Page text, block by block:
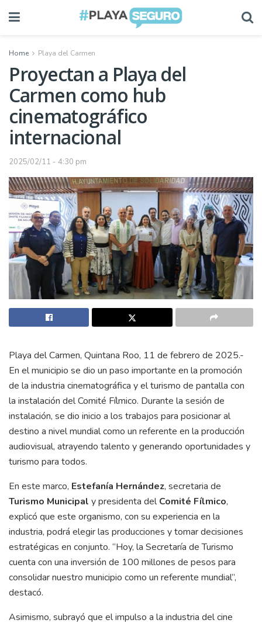
Home Playa del Carmen
Proyectan a Playa del
Carmen como hub
cinematográfico
internacional
2025/02/11 - 4:30 pm
Playa del Carmen, Quintana Roo, 11 de febrero de 2025.-
En el municipio se dio un paso importante en la promoción
de la industria cinematográfica y el turismo de pantalla con
la instalación del Comité Fílmico. Durante la sesión de
instalación, se dio inicio a los trabajos para posicionar al
destino a nivel mundial como un referente en la producción
audiovisual, atrayendo talento y generando oportunidades y
turismo para todos.
En este marco, Estefanía Hernández, secretaria de
Turismo Municipal y presidenta delComité Fílmico,
explicó que este organismo, con su experiencia en la
industria, podrá elegir las producciones y tomar decisiones
estratégicas en conjunto. “Hoy, la Secretaría de Turismo
cuenta con una inversión de 100 millones de pesos para
consolidar nuestro municipio como un referente mundial”,
destacó.
Asimismo, subrayó que el impulso a la industria del cine